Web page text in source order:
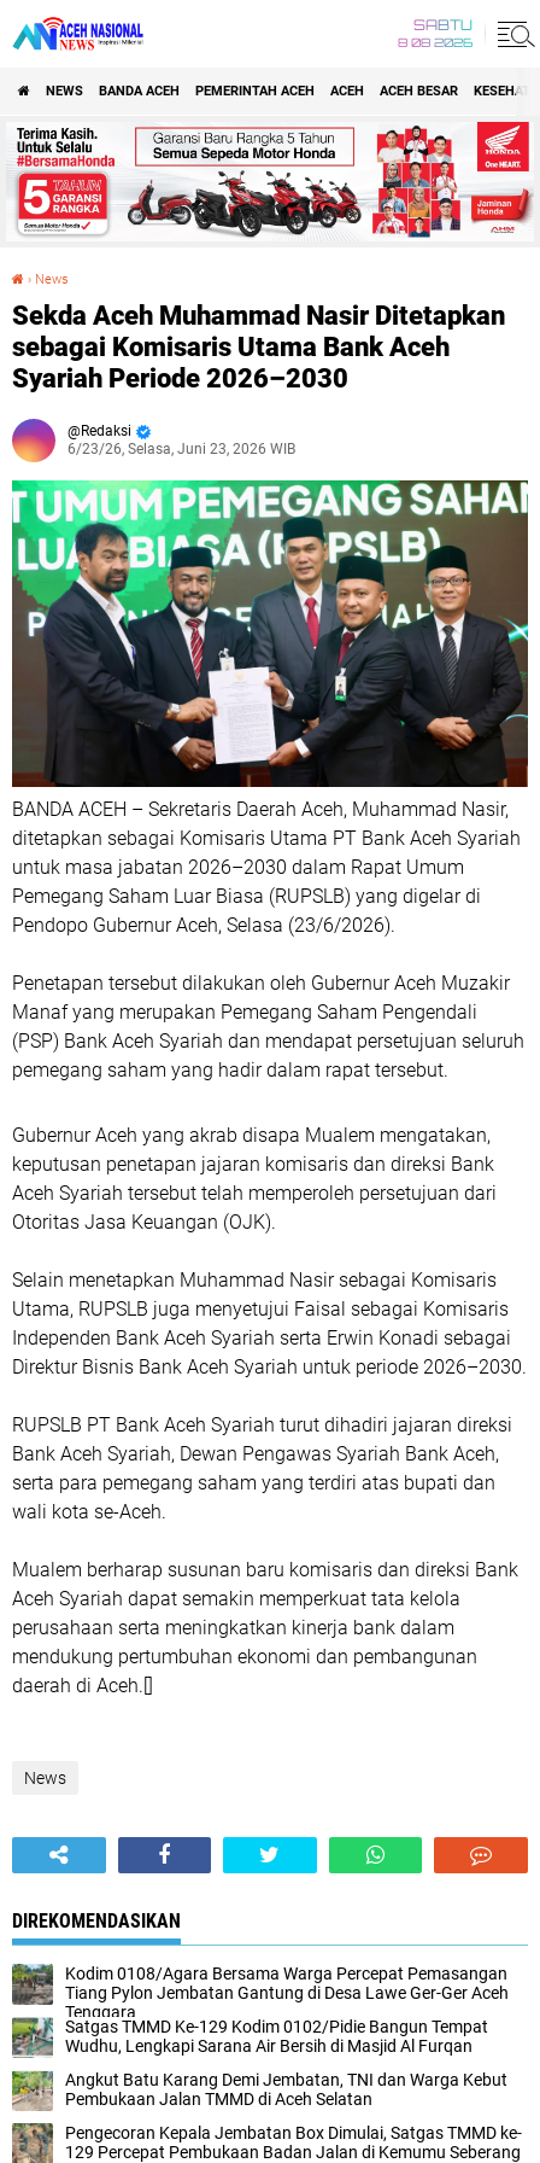
SABTU
8 08 2026
NEWS BANDA ACEH PEMERINTAH ACEH ACEH ACEH BESAR
› News
Sekda Aceh Muhammad Nasir Ditetapkan
sebagai Komisaris Utama Bank Aceh
Syariah Periode 2026–2030
Redaksi
6/23/26, Selasa, Juni 23, 2026 WIB
BANDA ACEH – Sekretaris Daerah Aceh, Muhammad Nasir,
ditetapkan sebagai Komisaris Utama PT Bank Aceh Syariah
untuk masa jabatan 2026–2030 dalam Rapat Umum
Pemegang Saham Luar Biasa (RUPSLB) yang digelar di
Pendopo Gubernur Aceh, Selasa (23/6/2026).
Penetapan tersebut dilakukan oleh Gubernur Aceh Muzakir
Manaf yang merupakan Pemegang Saham Pengendali
(PSP) Bank Aceh Syariah dan mendapat persetujuan seluruh
pemegang saham yang hadir dalam rapat tersebut.
Gubernur Aceh yang akrab disapa Mualem mengatakan,
keputusan penetapan jajaran komisaris dan direksi Bank
Aceh Syariah tersebut telah memperoleh persetujuan dari
Otoritas Jasa Keuangan (OJK).
Selain menetapkan Muhammad Nasir sebagai Komisaris
Utama, RUPSLB juga menyetujui Faisal sebagai Komisaris
Independen Bank Aceh Syariah serta Erwin Konadi sebagai
Direktur Bisnis Bank Aceh Syariah untuk periode 2026–2030.
RUPSLB PT Bank Aceh Syariah turut dihadiri jajaran direksi
Bank Aceh Syariah, Dewan Pengawas Syariah Bank Aceh,
serta para pemegang saham yang terdiri atas bupati dan
wali kota se-Aceh.
Mualem berharap susunan baru komisaris dan direksi Bank
Aceh Syariah dapat semakin memperkuat tata kelola
perusahaan serta meningkatkan kinerja bank dalam
mendukung pertumbuhan ekonomi dan pembangunan
daerah di Aceh.[]
News
DIREKOMENDASIKAN
Kodim 0108/Agara Bersama Warga Percepat Pemasangan
Tiang Pylon Jembatan Gantung di Desa Lawe Ger-Ger Aceh
Tenggara
Satgas TMMD Ke-129 Kodim 0102/Pidie Bangun Tempat
Wudhu, Lengkapi Sarana Air Bersih di Masjid Al Furqan
Angkut Batu Karang Demi Jembatan, TNI dan Warga Kebut
Pembukaan Jalan TMMD di Aceh Selatan
Pengecoran Kepala Jembatan Box Dimulai, Satgas TMMD ke-
129 Percepat Pembukaan Badan Jalan di Kemumu Seberang